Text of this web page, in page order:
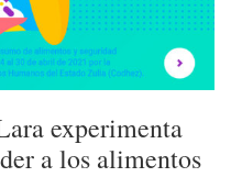
experimenta
a los alimentos